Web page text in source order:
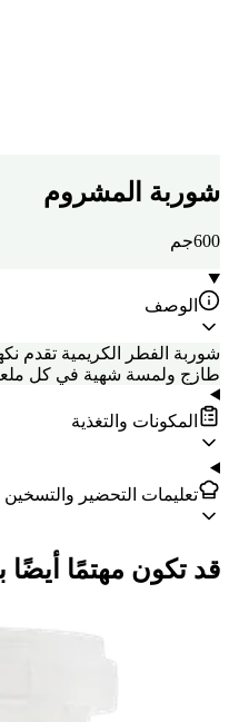
شوربة المشروم
600جم
الوصف
شوربة الفطر الكريمية تقدم
طازج ولمسة شهية في كل
المكونات والتغذية
تعليمات التحضير والتسخين
قد تكون مهتمًا أيضًا